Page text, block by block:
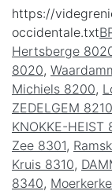
https://
occidentale.txt
Hertsberge
8020,
Michiels 8200,
ZEDELGEM 8210
KNOKKE-HEIST
Zee 8301,
Kruis 8310,
8340,